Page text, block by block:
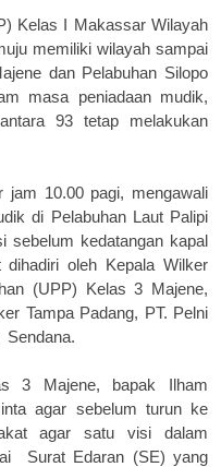
Kelas I Makassar Wilayah
memiliki wilayah sampai
dan Pelabuhan Silopo
masa peniadaan mudik,
93 tetap melakukan
jam 10.00 pagi, mengawali
di Pelabuhan Laut Palipi
sebelum kedatangan kapal
oleh Kepala Wilker
(UPP) Kelas 3 Majene,
Tampa Padang, PT. Pelni
Sendana.
3 Majene, bapak Ilham
agar sebelum turun ke
agar satu visi dalam
Surat Edaran (SE) yang